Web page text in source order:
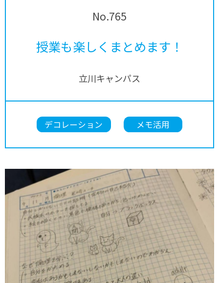
No.765
授業も楽しくまとめます！
立川キャンパス
デコレーション メモ活用